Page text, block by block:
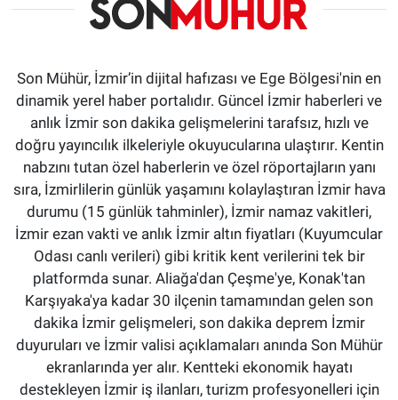
Son Mühür, İzmir’in dijital hafızası ve Ege Bölgesi'nin en
dinamik yerel haber portalıdır. Güncel İzmir haberleri ve
anlık İzmir son dakika gelişmelerini tarafsız, hızlı ve
doğru yayıncılık ilkeleriyle okuyucularına ulaştırır. Kentin
nabzını tutan özel haberlerin ve özel röportajların yanı
sıra, İzmirlilerin günlük yaşamını kolaylaştıran İzmir hava
durumu (15 günlük tahminler), İzmir namaz vakitleri,
İzmir ezan vakti ve anlık İzmir altın fiyatları (Kuyumcular
Odası canlı verileri) gibi kritik kent verilerini tek bir
platformda sunar. Aliağa'dan Çeşme'ye, Konak'tan
Karşıyaka'ya kadar 30 ilçenin tamamından gelen son
dakika İzmir gelişmeleri, son dakika deprem İzmir
duyuruları ve İzmir valisi açıklamaları anında Son Mühür
ekranlarında yer alır. Kentteki ekonomik hayatı
destekleyen İzmir iş ilanları, turizm profesyonelleri için